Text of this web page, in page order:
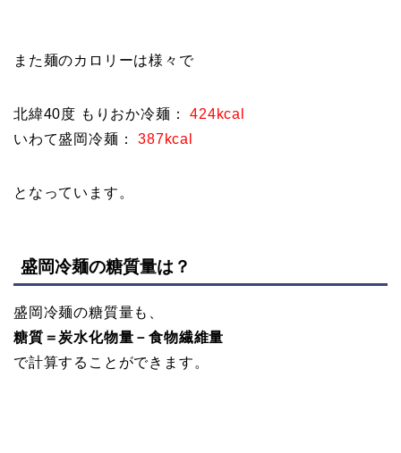
また麺のカロリーは様々で
北緯40度 もりおか冷麺：
424kcal
いわて盛岡冷麺：
387kcal
となっています。
盛岡冷麺の糖質量は？
盛岡冷麺の糖質量も、
糖質＝炭水化物量－食物繊維量
で計算することができます。